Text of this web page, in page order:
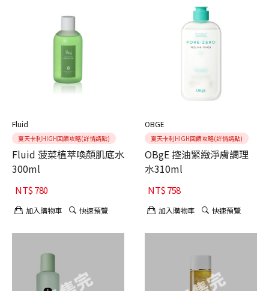
Fluid
夏天卡利HIGH回饋攻略(詳情請點)
Fluid 菠菜植萃喚顏肌底水
300ml
NT$780
加入購物車 快速預覽
OBGE
夏天卡利HIGH回饋攻略(詳情請點)
OBgE 控油緊緻淨膚調理
水310ml
NT$758
加入購物車 快速預覽